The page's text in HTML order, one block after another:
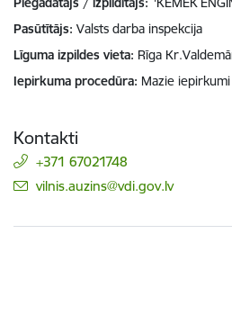
Pasūtītājs Valsts darba inspekcija
Līguma izpildes vieta Rīga
Iepirkuma procedūra Mazie iepirkumi
Kontakti
+371 67021748
E-pasts:
vilnis.auzins@vdi.gov.lv